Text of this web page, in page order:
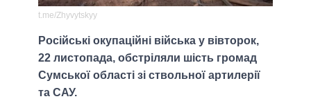
t.me/Zhyvytskyy
Російські окупаційні війська у вівторок,
22 листопада, обстріляли шість громад
Сумської області зі ствольної артилерії
та САУ.